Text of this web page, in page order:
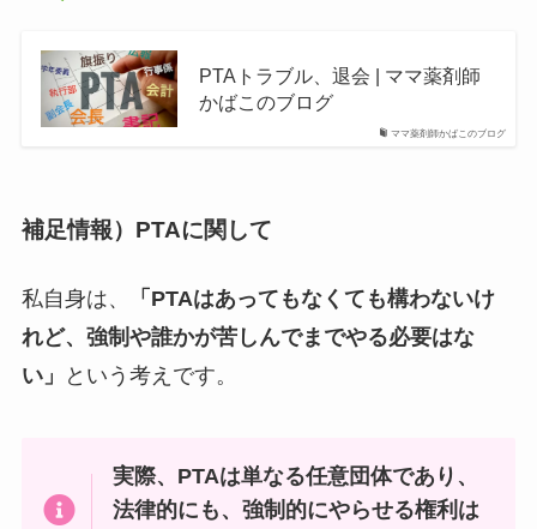
ママ薬剤師かばこのブログ
PTAトラブル、退会 | ママ薬剤師
かばこのブログ
補足情報）PTAに関して
私自身は、
「PTAはあってもなくても構わないけ
れど、強制や誰かが苦しんでまでやる必要はな
い」
という考えです。
実際、PTAは単なる任意団体であり、
法律的にも、強制的にやらせる権利は